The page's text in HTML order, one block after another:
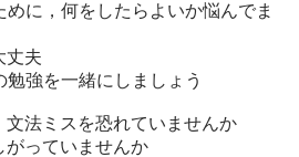
に，何をしたらよいか悩んでま
丈夫
強を一緒にしましょう
法ミスを恐れていませんか
がっていませんか